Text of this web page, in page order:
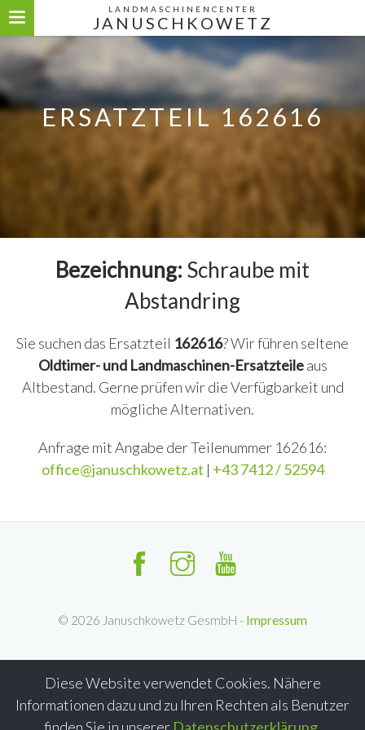
LANDMASCHINENCENTER
JANUSCHKOWETZ
Diese Website verwendet Cookies. Nähere
Informationen dazu und zu Ihren Rechten als Benutzer
ERSATZTEIL 162616
Bezeichnung: Schraube mit
Abstandring
Sie suchen das Ersatzteil 162616? Wir führen seltene
Oldtimer- und Landmaschinen-Ersatzteileaus
Altbestand. Gerne prüfen wir die Verfügbarkeit und
mögliche Alternativen.
Anfrage mit Angabe der Teilenummer 162616:
office@januschkowetz.at | +43 7412 / 52594
© 2026 Januschkowetz GesmbH - Impressum